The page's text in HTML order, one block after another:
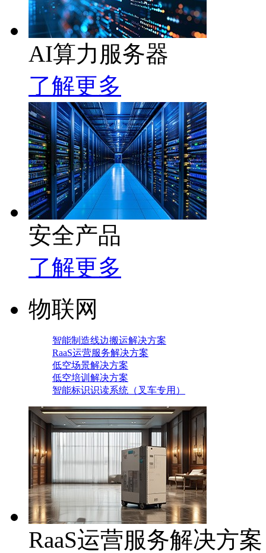
AI算力服务器
了解更多
安全产品
了解更多
物联网
智能制造线边搬运解决方案
RaaS运营服务解决方案
低空场景解决方案
低空培训解决方案
智能标识识读系统（叉车专用）
RaaS运营服务解决方案